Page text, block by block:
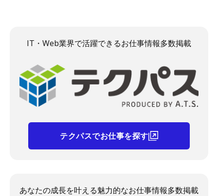
IT・Web業界で活躍できるお仕事情報多数掲載
テクパスでお仕事を探す
あなたの成長を叶える魅力的なお仕事情報多数掲載